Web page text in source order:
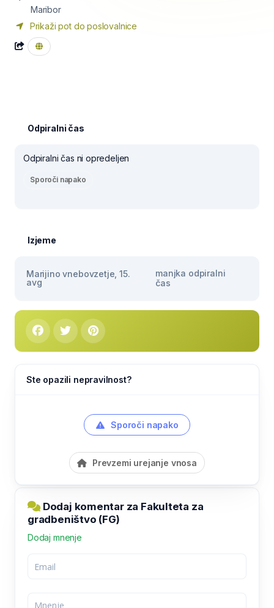
Maribor
Prikaži pot do poslovalnice
Odpiralni čas
Odpiralni čas ni opredeljen
Sporoči napako
Izjeme
Marijino vnebovzetje, 15.
avg
manjka odpiralni
čas
Ste opazili nepravilnost?
Sporoči napako
Prevzemi urejanje vnosa
Dodaj komentar za Fakulteta za
gradbeništvo (FG)
Dodaj mnenje